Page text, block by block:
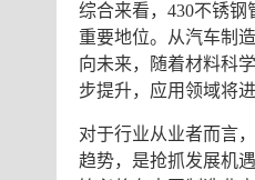
综合来看， 430不锈钢
重要地位。从汽车制
向未来，随着材料科
步提升，应用领域将
对于行业从业者而言
趋势，是抢抓发展机